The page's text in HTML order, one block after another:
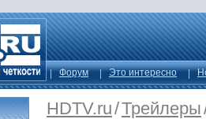
Форум Это интересно
HDTV.ru/Трейлеры